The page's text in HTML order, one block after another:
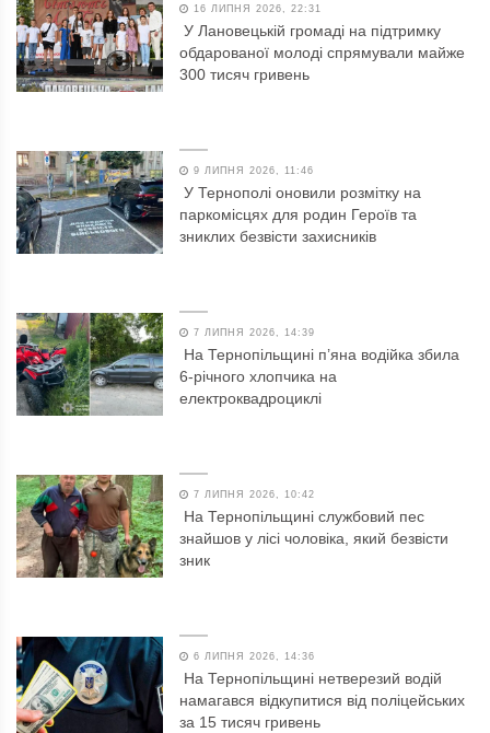
16 ЛИПНЯ 2026, 22:31
У Лановецькій громаді на підтримку
обдарованої молоді спрямували майже
300 тисяч гривень
9 ЛИПНЯ 2026, 11:46
У Тернополі оновили розмітку на
паркомісцях для родин Героїв та
зниклих безвісти захисників
7 ЛИПНЯ 2026, 14:39
На Тернопільщині п’яна водійка збила
6-річного хлопчика на
електроквадроциклі
7 ЛИПНЯ 2026, 10:42
На Тернопільщині службовий пес
знайшов у лісі чоловіка, який безвісти
зник
6 ЛИПНЯ 2026, 14:36
На Тернопільщині нетверезий водій
намагався відкупитися від поліцейських
за 15 тисяч гривень